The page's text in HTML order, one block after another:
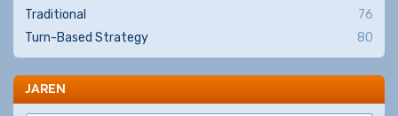
Traditional
76
Turn-Based Strategy
80
JAREN